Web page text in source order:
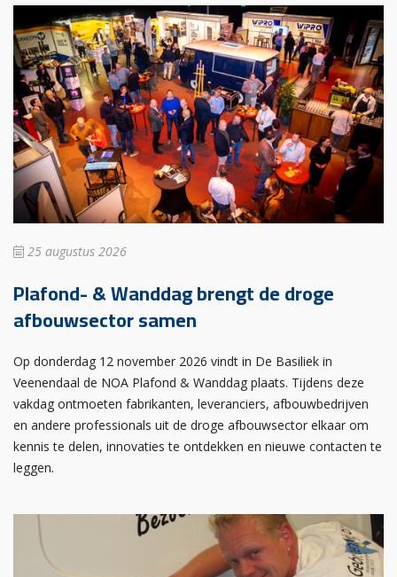
25 augustus 2026
Plafond- & Wanddag brengt de droge
afbouwsector samen
Op donderdag 12 november 2026 vindt in De Basiliek in
Veenendaal de NOA Plafond & Wanddag plaats. Tijdens deze
vakdag ontmoeten fabrikanten, leveranciers, afbouwbedrijven
en andere professionals uit de droge afbouwsector elkaar om
kennis te delen, innovaties te ontdekken en nieuwe contacten te
leggen.